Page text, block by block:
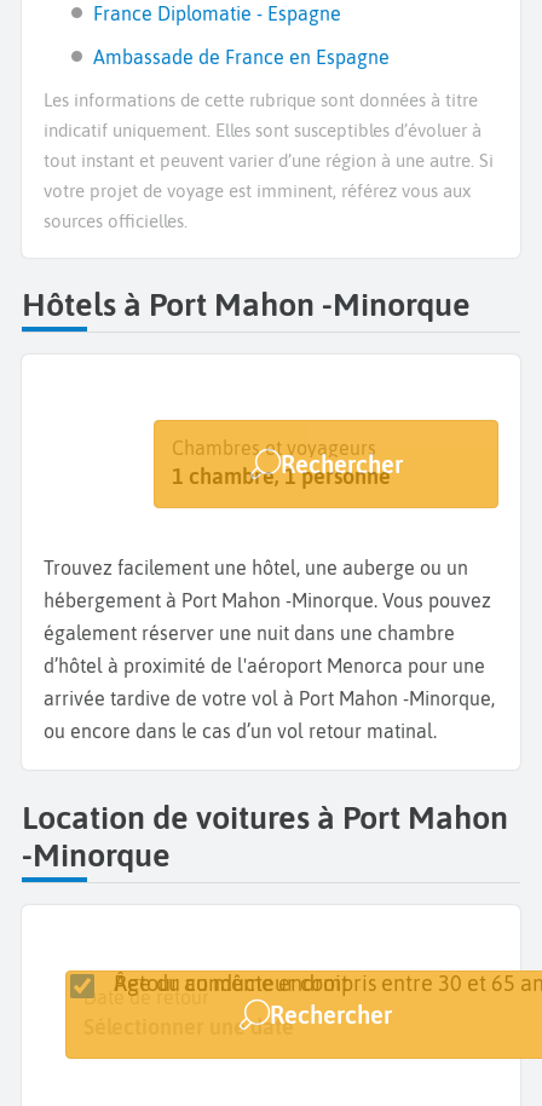
France Diplomatie - Espagne
Ambassade de France en Espagne
Les informations de cette rubrique sont données à titre
indicatif uniquement. Elles sont susceptibles d’évoluer à
tout instant et peuvent varier d’une région à une autre. Si
votre projet de voyage est imminent, référez vous aux
sources officielles.
Hôtels à Port Mahon -Minorque
Destination
Minorque - Port Mahon
Dates
Dates de votre séjour
Chambres et voyageurs
1 chambre, 1 personne
Rechercher
Trouvez facilement une hôtel, une auberge ou un
hébergement à Port Mahon -Minorque. Vous pouvez
également réserver une nuit dans une chambre
d’hôtel à proximité de l'aéroport Menorca pour une
arrivée tardive de votre vol à Port Mahon -Minorque,
ou encore dans le cas d’un vol retour matinal.
Location de voitures à Port Mahon
-Minorque
Lieu de retrait
Minorque - Port Mahon
Date de retrait
Sélectionner une date
Date de retour
Sélectionner une date
Retour au même endroit
Âge du conducteur compris entre 30 et 65
Rechercher